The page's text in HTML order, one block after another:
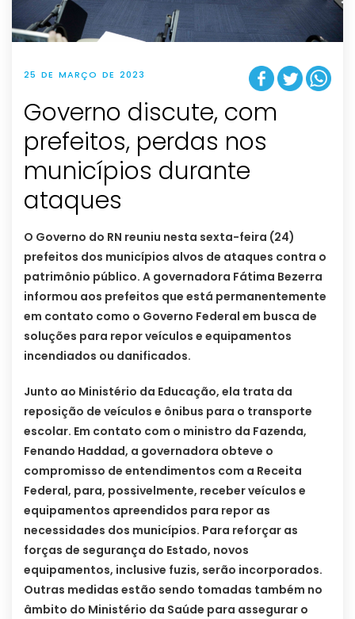
25 DE MARÇO DE 2023
Governo discute, com
prefeitos, perdas nos
municípios durante
ataques
O Governo do RN reuniu nesta sexta-feira (24)
prefeitos dos municípios alvos de ataques contra o
patrimônio público. A governadora Fátima Bezerra
informou aos prefeitos que está permanentemente
em contato como o Governo Federal em busca de
soluções para repor veículos e equipamentos
incendiados ou danificados.
Junto ao Ministério da Educação, ela trata da
reposição de veículos e ônibus para o transporte
escolar. Em contato com o ministro da Fazenda,
Fenando Haddad, a governadora obteve o
compromisso de entendimentos com a Receita
Federal, para, possivelmente, receber veículos e
equipamentos apreendidos para repor as
necessidades dos municípios. Para reforçar as
forças de segurança do Estado, novos
equipamentos, inclusive fuzis, serão incorporados.
Outras medidas estão sendo tomadas também no
âmbito do Ministério da Saúde para assegurar o